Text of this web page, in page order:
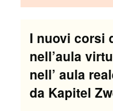
I nuovi corsi
nell’aula
nell’ aula
da Kapitel